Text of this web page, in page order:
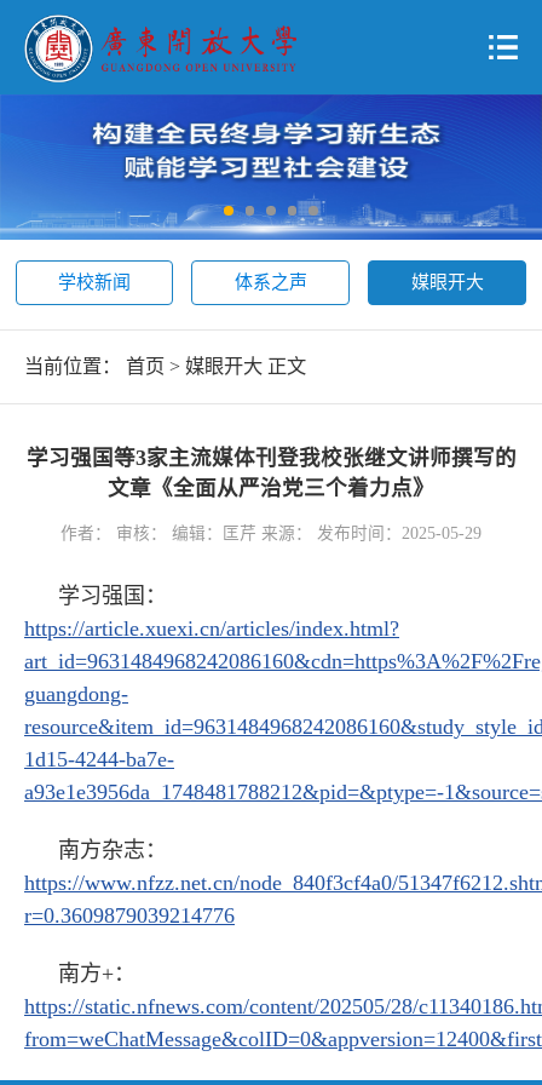
学校新闻 体系之声 媒眼开大
当前位置： 首页 > 媒眼开大 正文
学习强国等3家主流媒体刊登我校张继文讲师撰写的
文章《全面从严治党三个着力点》
作者： 审核： 编辑：匡芹 来源： 发布时间：2025-05-29
学习强国：
https://article.xuexi.cn/articles/index.html?
guangdong-
1d15-4244-ba7e-
a93e1e3956da_1748481788212&pid=&ptype=-
南方杂志：
https://www.nfzz.net.cn/node_840f3cf4a0/
r=0.3609879039214776
南方+：
https://static.nfnews.com/content/202505/28/